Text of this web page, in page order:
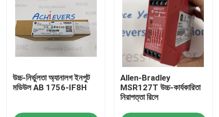
উচ্চ-নির্ভুলতা অ্যানালগ ইনপুট
মডিউল AB 1756-IF8H
Allen-Bradley
MSR127T উচ্চ-কার্যকারিতা
নিরাপত্তা রিলে